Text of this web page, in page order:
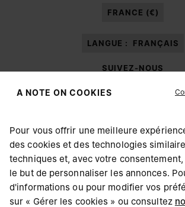
différents canaux de communication en ligne et hors
FRANCE (€)
LANGUE : FRANÇAIS
SUIVEZ-NOUS
Maison Margiela
CHOISISSEZ VOTRE LOCALISATION
A NOTE ON COOKIES
Pour vous offrir une meilleure
des cookies et des technologies
techniques et, avec votre
le but de personnaliser les annonces.
d'informations ou pour modifier vos
sur « Gérer les cookies » ou consultez